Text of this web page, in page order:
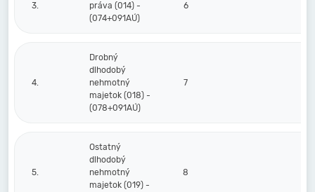
3.
práva (014) -
(074+091AÚ)
6
4.
Drobný
dlhodobý
nehmotný
majetok (018) -
(078+091AÚ)
7
5.
Ostatný
dlhodobý
nehmotný
majetok (019) -
8